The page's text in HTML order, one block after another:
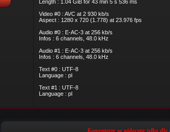
Length : 1.04 GiB for 43 min 5 s 536 ms
Video #0 : AVC at 2 930 kb/s
Aspect : 1280 x 720 (1.778) at 23.976 fps
Audio #0 : E-AC-3 at 256 kb/s
Infos : 6 channels, 48.0 kHz
Audio #1 : E-AC-3 at 256 kb/s
Infos : 6 channels, 48.0 kHz
Text #0 : UTF-8
Language : pl
Text #1 : UTF-8
Language : pl
Komentarze są widoczne tylko